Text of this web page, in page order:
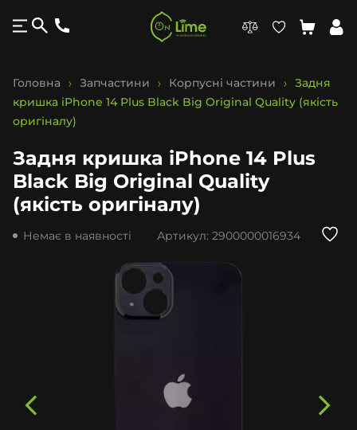
Головна Запчастини Корпусні частини
Задня
кришка iPhone 14 Plus Black Big Original Quality (якість
оригіналу)
Задня кришка iPhone 14 Plus
Black Big Original Quality
(якість оригіналу)
Немає в наявності Артикул: 2900000016934